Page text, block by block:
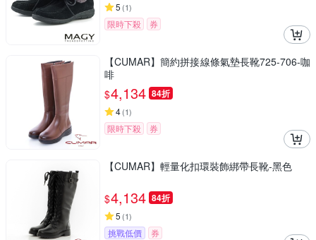
5 (1)
限時下殺 券
【CUMAR】簡約拼接線條氣墊長靴725-706-咖
啡
$4,134 84折
4(1)
限時下殺 券
【CUMAR】輕量化扣環裝飾綁帶長靴-黑色
$4,134 84折
5 (1)
挑戰低價 券